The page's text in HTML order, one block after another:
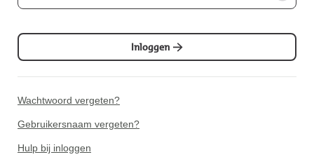
Inloggen
Wachtwoord vergeten?
Gebruikersnaam vergeten?
Hulp bij inloggen